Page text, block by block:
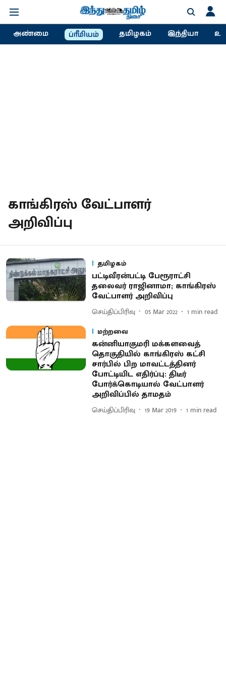
அண்மை ப்ரீமியம் தமிழகம் இந்தியா
காங்கிரஸ் வேட்பாளர்
அறிவிப்பு
தமிழகம்
பட்டிவீரன்பட்டி பேரூராட்சி
தலைவர் ராஜினாமா; காங்கிரஸ்
வேட்பாளர் அறிவிப்பு
செய்திப்பிரிவு 05 Mar 2022 1 min read
மற்றவை
கன்னியாகுமரி மக்களவைத்
தொகுதியில் காங்கிரஸ் கட்சி
சார்பில் பிற மாவட்டத்தினர்
போட்டியிட எதிர்ப்பு: திடீர்
போர்க்கொடியால் வேட்பாளர்
அறிவிப்பில் தாமதம்
செய்திப்பிரிவு 19 Mar 2019 1 min read